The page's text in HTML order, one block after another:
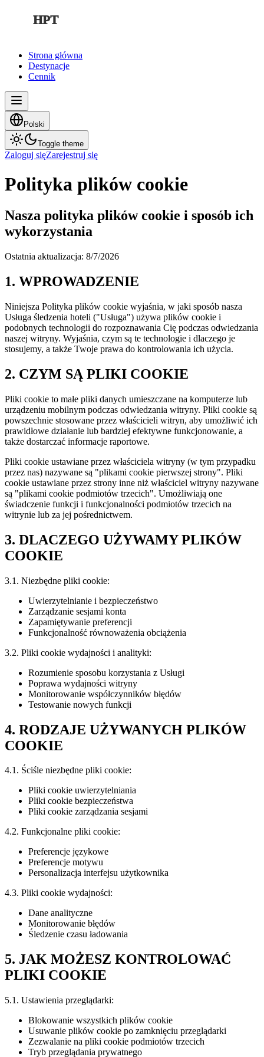
HPT
Strona główna
Destynacje
Cennik
Polski
Toggle theme
Zaloguj sięZarejestruj się
Polityka plików cookie
Nasza polityka plików cookie i sposób ich
wykorzystania
Ostatnia aktualizacja: 8/7/2026
1. WPROWADZENIE
Niniejsza Polityka plików cookie wyjaśnia, w jaki sposób nasza
Usługa śledzenia hoteli ("Usługa") używa plików cookie i
podobnych technologii do rozpoznawania Cię podczas odwiedzania
naszej witryny. Wyjaśnia, czym są te technologie i dlaczego je
stosujemy, a także Twoje prawa do kontrolowania ich użycia.
2. CZYM SĄ PLIKI COOKIE
Pliki cookie to małe pliki danych umieszczane na komputerze lub
urządzeniu mobilnym podczas odwiedzania witryny. Pliki cookie są
powszechnie stosowane przez właścicieli witryn, aby umożliwić ich
prawidłowe działanie lub bardziej efektywne funkcjonowanie, a
także dostarczać informacje raportowe.
Pliki cookie ustawiane przez właściciela witryny (w tym przypadku
przez nas) nazywane są "plikami cookie pierwszej strony". Pliki
cookie ustawiane przez strony inne niż właściciel witryny nazywane
są "plikami cookie podmiotów trzecich". Umożliwiają one
świadczenie funkcji i funkcjonalności podmiotów trzecich na
witrynie lub za jej pośrednictwem.
3. DLACZEGO UŻYWAMY PLIKÓW
COOKIE
3.1. Niezbędne pliki cookie:
Uwierzytelnianie i bezpieczeństwo
Zarządzanie sesjami konta
Zapamiętywanie preferencji
Funkcjonalność równoważenia obciążenia
3.2. Pliki cookie wydajności i analityki:
Rozumienie sposobu korzystania z Usługi
Poprawa wydajności witryny
Monitorowanie współczynników błędów
Testowanie nowych funkcji
4. RODZAJE UŻYWANYCH PLIKÓW
COOKIE
4.1. Ściśle niezbędne pliki cookie:
Pliki cookie uwierzytelniania
Pliki cookie bezpieczeństwa
Pliki cookie zarządzania sesjami
4.2. Funkcjonalne pliki cookie:
Preferencje językowe
Preferencje motywu
Personalizacja interfejsu użytkownika
4.3. Pliki cookie wydajności:
Dane analityczne
Monitorowanie błędów
Śledzenie czasu ładowania
5. JAK MOŻESZ KONTROLOWAĆ
PLIKI COOKIE
5.1. Ustawienia przeglądarki:
Blokowanie wszystkich plików cookie
Usuwanie plików cookie po zamknięciu przeglądarki
Zezwalanie na pliki cookie podmiotów trzecich
Tryb przeglądania prywatnego